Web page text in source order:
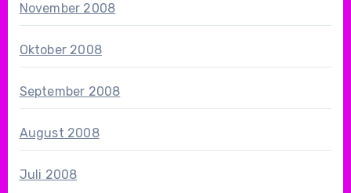
November 2008
Oktober 2008
September 2008
August 2008
Juli 2008